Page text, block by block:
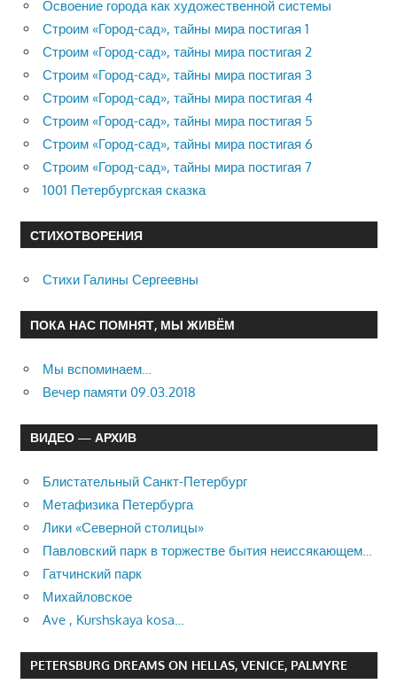
Освоение города как художественной системы
Строим «Город-сад», тайны мира постигая 1
Строим «Город-сад», тайны мира постигая 2
Строим «Город-сад», тайны мира постигая 3
Строим «Город-сад», тайны мира постигая 4
Строим «Город-сад», тайны мира постигая 5
Строим «Город-сад», тайны мира постигая 6
Строим «Город-сад», тайны мира постигая 7
1001 Петербургская сказка
СТИХОТВОРЕНИЯ
Стихи Галины Сергеевны
ПОКА НАС ПОМНЯТ, МЫ ЖИВЁМ
Мы вспоминаем…
Вечер памяти 09.03.2018
ВИДЕО — АРХИВ
Блистательный Санкт-Петербург
Метафизика Петербурга
Лики «Северной столицы»
Павловский парк в торжестве бытия неиссякающем…
Гатчинский парк
Михайловское
Ave , Kurshskaya kosa…
PETERSBURG DREAMS ON HELLAS, VENICE, PALMYRE